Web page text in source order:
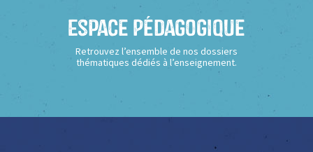
Espace Pédagogique
Retrouvez l’ensemble de nos dossiers
thématiques dédiés à l’enseignement.